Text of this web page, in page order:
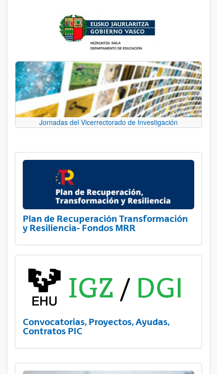
Jornadas del Vicerrectorado de Investigación
Plan de Recuperación Transformación
y Resiliencia- Fondos MRR
Convocatorias, Proyectos, Ayudas,
Contratos PIC